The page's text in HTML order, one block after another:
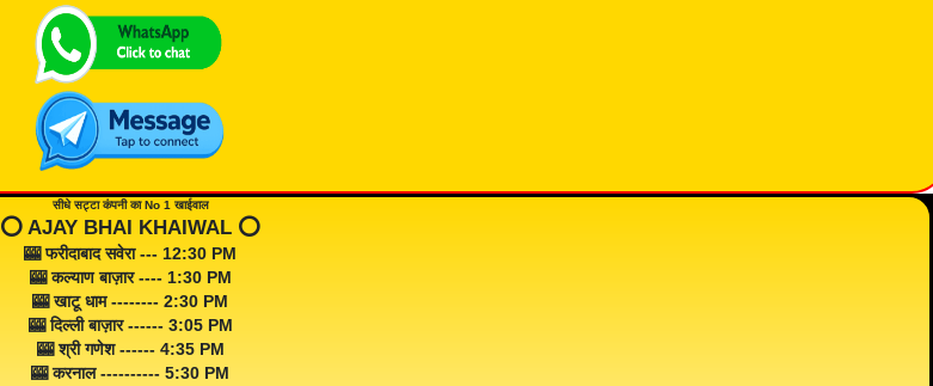
सीधे सट्टा कंपनी का No 1 खाईवाल
⭕️ AJAY BHAI KHAIWAL ⭕️
🎰 फरीदाबाद सवेरा --- 12:30 PM
🎰 कल्याण बाज़ार ---- 1:30 PM
🎰 खाटू धाम -------- 2:30 PM
🎰 दिल्ली बाज़ार ------ 3:05 PM
🎰 श्री गणेश ------ 4:35 PM
🎰 करनाल ---------- 5:30 PM